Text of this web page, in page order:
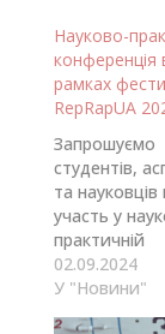
Науково-
конференція
рамках
RepRapUA
Запрошуємо
студентів,
та науковців
участь у
практичній
конференції,
відбудеться
фестивалю
02.09.2024
У "Новини"